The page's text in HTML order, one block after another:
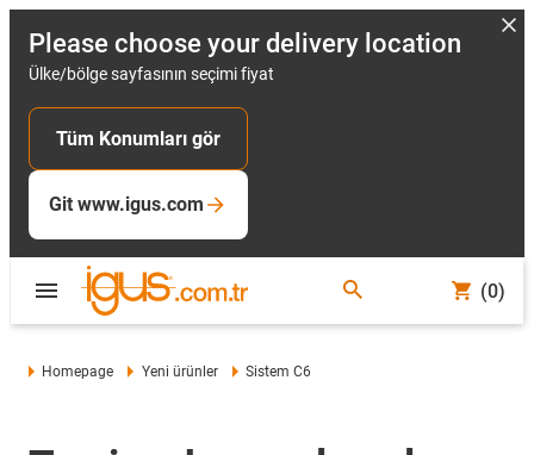
Please choose your delivery location
Ülke/bölge sayfasının seçimi fiyat
Tüm Konumları gör
Git www.igus.com
(0)
Homepage Yeni ürünler Sistem C6